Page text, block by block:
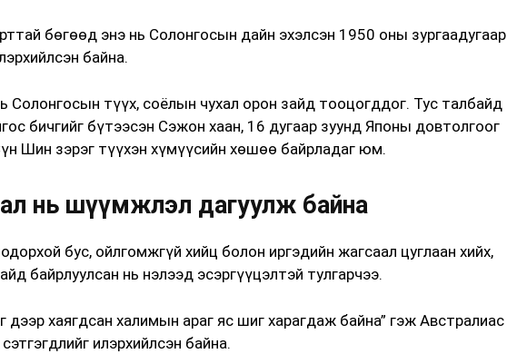
бөгөөд энэ нь Солонгосын дайн эхэлсэн 1950 оны зургаадугаар
байна.
Солонгосын түүх, соёлын чухал орон зайд тооцогддог. Тус талбайд
бичгийг бүтээсэн Сэжон хаан, 16 дугаар зуунд Японы довтолгоог
Шин зэрэг түүхэн хүмүүсийн хөшөө байрладаг юм.
нь шүүмжлэл дагуулж байна
бус, ойлгомжгүй хийц болон иргэдийн жагсаал цуглаан хийх,
байрлуулсан нь нэлээд эсэргүүцэлтэй тулгарчээ.
дээр хаягдсан халимын араг яс шиг харагдаж байна” гэж Австралиас
илэрхийлсэн байна.